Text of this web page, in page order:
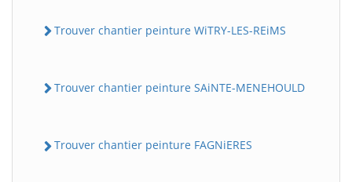
Trouver chantier peinture WiTRY-LES-REiMS
Trouver chantier peinture SAiNTE-MENEHOULD
Trouver chantier peinture FAGNiERES